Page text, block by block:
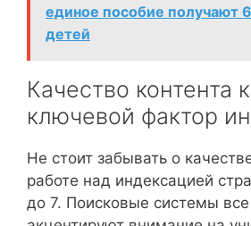
единое пособие получают
детей
Качество контента
ключевой фактор
Не стоит забывать о
работе над индексацией
до 7. Поисковые системы